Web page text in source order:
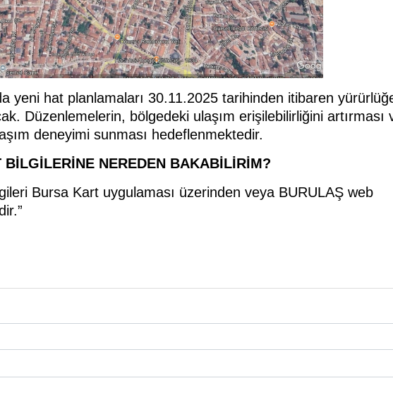
yeni hat planlamaları 30.11.2025 tarihinden itibaren
Düzenlemelerin, bölgedeki ulaşım erişilebilirliğini artırması
deneyimi sunması hedeflenmektedir.
NEREDEN BAKABİLİRİM?
Bursa Kart uygulaması üzerinden veya BURULAŞ web